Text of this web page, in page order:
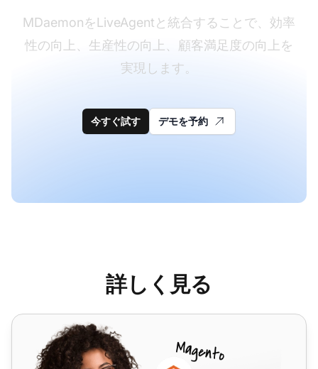
MDaemonをLiveAgentと統合することで、効率
性の向上、生産性の向上、顧客満足度の向上を
実現します。
今すぐ試す デモを予約
詳しく見る
Sendmail